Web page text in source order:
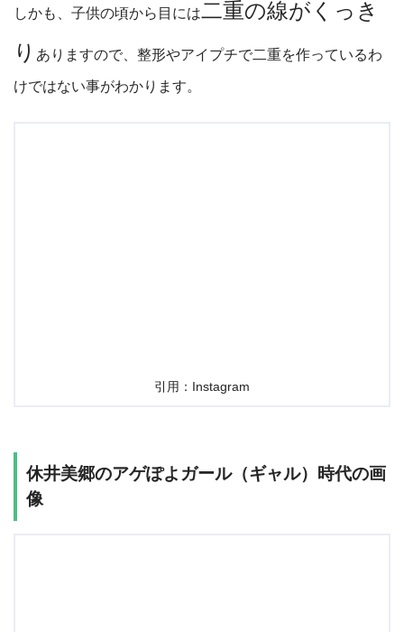
しかも、子供の頃から目には二重の線がくっき
り ありますので、整形やアイプチで二重を作っているわ
けではない事がわかります。
引用：Instagram
休井美郷のアゲぽよガール（ギャル）時代の画
像